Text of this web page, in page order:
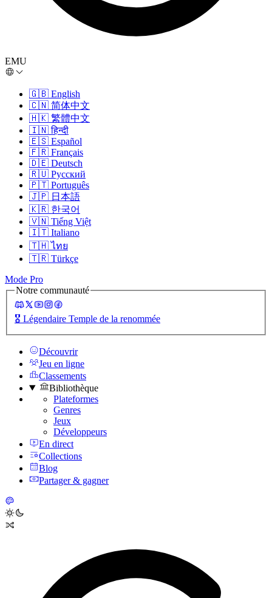
EMU
🇬🇧 English
🇨🇳 简体中文
🇭🇰 繁體中文
🇮🇳 हिन्दी
🇪🇸 Español
🇫🇷 Français
🇩🇪 Deutsch
🇷🇺 Русский
🇵🇹 Português
🇯🇵 日本語
🇰🇷 한국어
🇻🇳 Tiếng Việt
🇮🇹 Italiano
🇹🇭 ไทย
🇹🇷 Türkçe
Mode Pro
Notre communauté
🎖️ Légendaire Temple de la renommée
Découvrir
Jeu en ligne
Classements
Bibliothèque
Plateformes
Genres
Jeux
Développeurs
En direct
Collections
Blog
Partager & gagner